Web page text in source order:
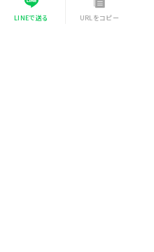
LINEで送る URLをコピー